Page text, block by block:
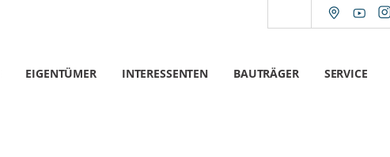
EIGENTÜMER INTERESSENTEN BAUTRÄGER SERVICE